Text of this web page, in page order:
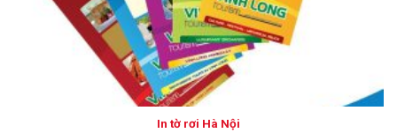
In tờ rơi Hà Nội